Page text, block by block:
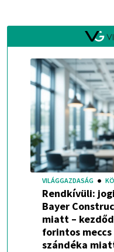
VILÁGGAZDASÁG
Rendkívüli:
Bayer
miatt –
forintos
szándéka